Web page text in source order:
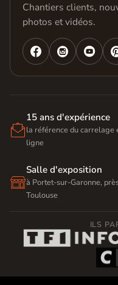
Chantiers clients,
photos et vidéos.
  

15 ans d'expérience
la référence du carrelage
ligne

Salle d'exposition
à Portet-sur-Garonne,
Toulouse
ILS